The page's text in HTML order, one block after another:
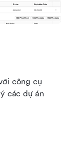
các dự án